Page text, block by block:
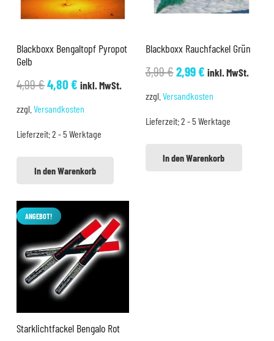
Blackboxx Bengaltopf Pyropot
Gelb
4,99€Ursprünglicher
4,99 €
4,80€Aktueller
4,80 €.
inkl. MwSt.
zzgl. Versandkosten
Lieferzeit:2 - 5 Werktage
In den Warenkorb
Blackboxx Rauchfackel Grün
3,99€Ursprünglicher
3,99 €
2,99€Aktueller
2,99 €.
inkl. MwSt.
zzgl. Versandkosten
Lieferzeit:2 - 5 Werktage
In den Warenkorb
ANGEBOT!
Starklichtfackel Bengalo Rot